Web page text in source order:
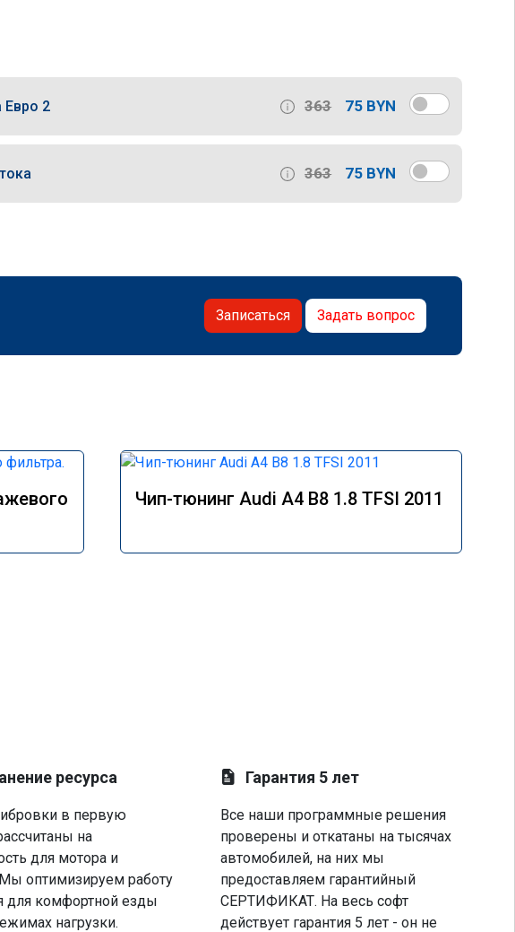
2 363 75 BYN
363 75 BYN
Записаться Задать вопрос
Чип-тюнинг Audi A4 B8 1.8 TFSI 2011
ресурса
в первую
на
для мотора и
оптимизируем работу
для комфортной езды
нагрузки.
Гарантия 5 лет
Все наши программные решения
проверены и откатаны на тысячах
автомобилей, на них мы
предоставляем гарантийный
СЕРТИФИКАТ. На весь софт
действует гарантия 5 лет - он не